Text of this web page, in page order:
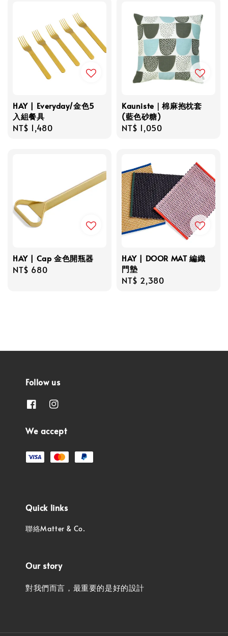
HAY | Everyday/金色5
入組餐具
Regular
NT$ 1,480
Kauniste｜棉麻抱枕套
(藍色砂糖)
Regular
NT$ 1,050
HAY | Cap 金色開瓶器
Regular
NT$ 680
HAY | DOOR MAT 編織
門墊
Regular
NT$ 2,380
Follow us
We accept
Quick links
聯絡Matter & Co.
Our story
對我們而言，最重要的是好的設計